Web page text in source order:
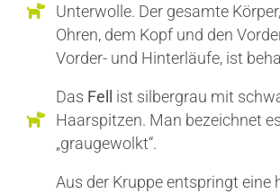
Unterwolle. Der gesamte
Ohren, dem Kopf und den
Vorder- und Hinterläufe, ist
Das Fell
ist silbergrau mit
Haarspitzen. Man bezeichnet
„graugewolkt“.
Aus der Kruppe entspringt eine